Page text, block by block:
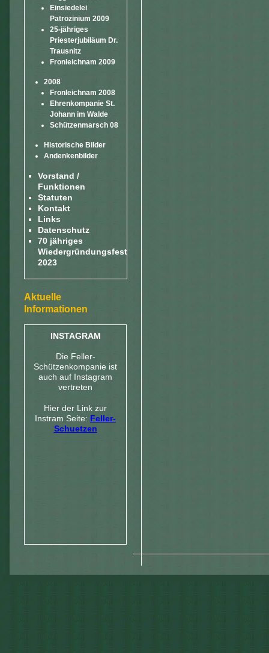
Einsiedelei
Patrozinium 2009
25-jähriges
Priesterjubiläum Dr.
Trausnitz
Fronleichnam 2009
2008
Fronleichnam 2008
Ehrenkompanie St.
Johann im Walde
Schützenmarsch 08
Historische Bilder
Andenkenbilder
Vorstand /
Funktionen
Statuten
Kontakt
Links
Datenschutz
70 jähriges
Wiedergründungsfest
2023
Aktuelle
Informationen
INSTAGRAM
Die Feller-
Schützenkompanie ist
auch auf Instagram
vertreten
Hier der Link zur
Instram Seite: Feller-
Schuetzen